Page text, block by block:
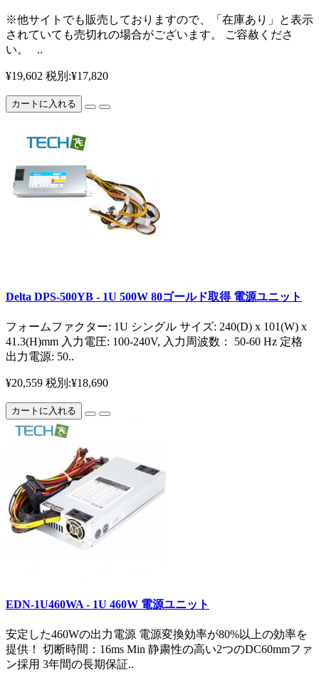
※他サイトでも販売しておりますので、「在庫あり」と表示
されていても売切れの場合がございます。 ご容赦くださ
い。 ..
¥19,602 税別:¥17,820
カートに入れる
Delta DPS-500YB - 1U 500W 80ゴールド取得 電源ユニット
フォームファクター: 1U シングル サイズ: 240(D) x 101(W) x
41.3(H)mm 入力電圧: 100-240V, 入力周波数： 50-60 Hz 定格
出力電源: 50..
¥20,559 税別:¥18,690
カートに入れる
EDN-1U460WA - 1U 460W 電源ユニット
安定した460Wの出力電源 電源変換効率が80%以上の効率を
提供！ 切断時間：16ms Min 静粛性の高い2つのDC60mmファ
ン採用 3年間の長期保証..